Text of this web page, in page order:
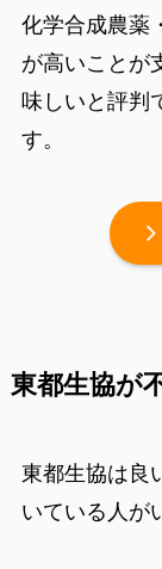
化学合成農薬
が高いことが
味しいと評判
す。
東都生協が
東都生協は良
いている人が